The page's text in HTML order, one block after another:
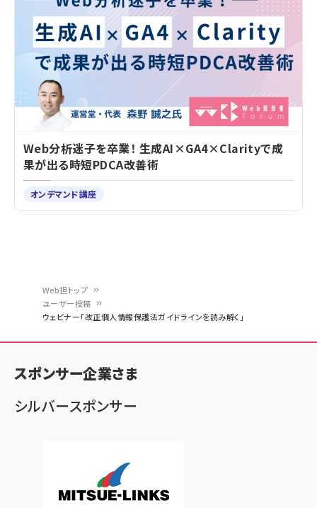
ン
く
ず
Web担トップ
ユーザー投稿
ウェビナー「改正個人情報保護法ガイドラインを読み解く」
Web分析迷子を卒業！ 生成AI×GA4×Clarityで成
果が出る時短PDCA改善術
オンデマンド講座
スポンサー企業さま
シルバースポンサー